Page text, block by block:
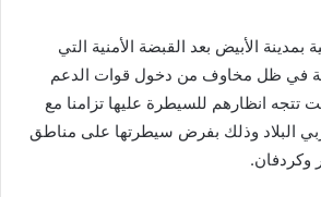
بمدينة الأبيض بعد القبضة الأمنية التي
في ظل مخاوف من دخول قوات الدعم
تتجه انظارهم للسيطرة عليها تزامنا مع
البلاد وذلك بفرض سيطرتها على مناطق
وكردفان.